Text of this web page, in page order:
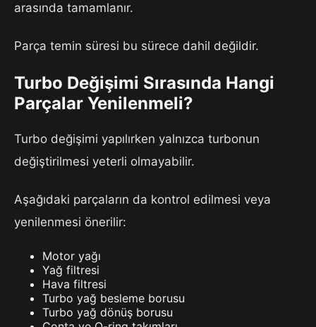
arasında tamamlanır.
Parça temin süresi bu sürece dahil değildir.
Turbo Değişimi Sırasında Hangi
Parçalar Yenilenmeli?
Turbo değişimi yapılırken yalnızca turbonun
değiştirilmesi yeterli olmayabilir.
Aşağıdaki parçaların da kontrol edilmesi veya
yenilenmesi önerilir:
Motor yağı
Yağ filtresi
Hava filtresi
Turbo yağ besleme borusu
Turbo yağ dönüş borusu